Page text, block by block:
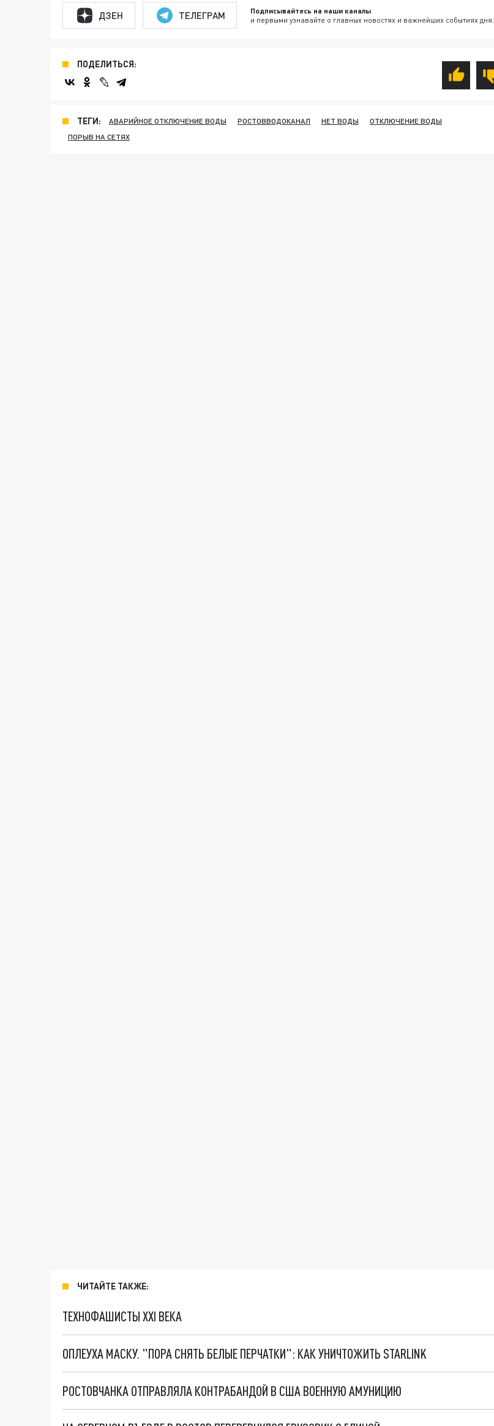
ДЗЕН ТЕЛЕГРАМ Подписывайтесь на наши каналы
и первыми узнавайте о главных новостях и важнейших событиях дня.
ПОДЕЛИТЬСЯ:
ТЕГИ: АВАРИЙНОЕ ОТКЛЮЧЕНИЕ ВОДЫ РОСТОВВОДОКАНАЛ НЕТ ВОДЫ
ОТКЛЮЧЕНИЕ ВОДЫ
ПОРЫВ НА СЕТЯХ
ЧИТАЙТЕ ТАКЖЕ:
ТЕХНОФАШИСТЫ XXI ВЕКА
ОПЛЕУХА МАСКУ. "ПОРА СНЯТЬ БЕЛЫЕ ПЕРЧАТКИ": КАК УНИЧТОЖИТЬ STARLINK
РОСТОВЧАНКА ОТПРАВЛЯЛА КОНТРАБАНДОЙ В США ВОЕННУЮ АМУНИЦИЮ